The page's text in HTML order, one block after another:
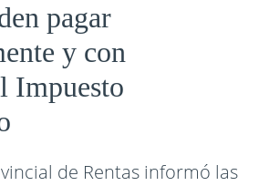
pagar
y con
Impuesto
de Rentas informó las